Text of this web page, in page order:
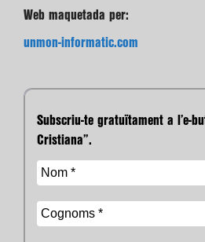
Web maquetada per:
unmon-informatic.com
Subscriu-te gratuïtament a l’e-
Cristiana”.